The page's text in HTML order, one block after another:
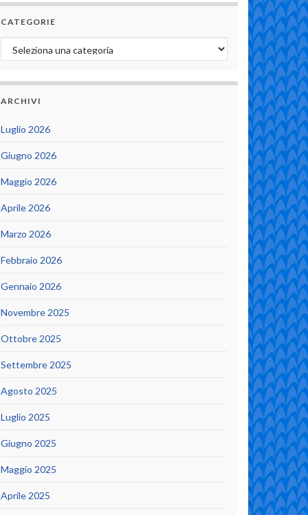
CATEGORIE
Categorie
ARCHIVI
Luglio 2026
Giugno 2026
Maggio 2026
Aprile 2026
Marzo 2026
Febbraio 2026
Gennaio 2026
Novembre 2025
Ottobre 2025
Settembre 2025
Agosto 2025
Luglio 2025
Giugno 2025
Maggio 2025
Aprile 2025